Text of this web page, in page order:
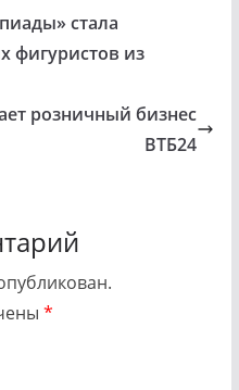
стала
фигуристов из
розничный бизнес
ВТБ24
*